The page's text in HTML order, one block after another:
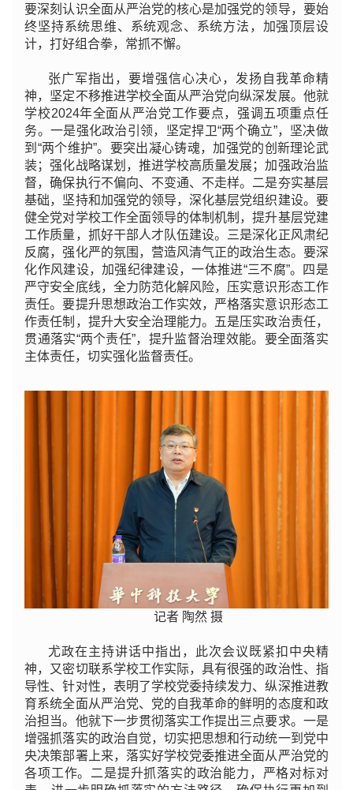
要深刻认识全面从严治党的核心是加强党的领导，要始
终坚持系统思维、系统观念、系统方法，加强顶层设
计，打好组合拳，常抓不懈。
张广军指出，要增强信心决心，发扬自我革命精
神，坚定不移推进学校全面从严治党向纵深发展。他就
学校2024年全面从严治党工作要点，强调五项重点任
务。一是强化政治引领，坚定捍卫“两个确立”，坚决做
到“两个维护”。要突出凝心铸魂，加强党的创新理论武
装；强化战略谋划，推进学校高质量发展；加强政治监
督，确保执行不偏向、不变通、不走样。二是夯实基层
基础，坚持和加强党的领导，深化基层党组织建设。要
健全党对学校工作全面领导的体制机制，提升基层党建
工作质量，抓好干部人才队伍建设。三是深化正风肃纪
反腐，强化严的氛围，营造风清气正的政治生态。要深
化作风建设，加强纪律建设，一体推进“三不腐”。四是
严守安全底线，全力防范化解风险，压实意识形态工作
责任。要提升思想政治工作实效，严格落实意识形态工
作责任制，提升大安全治理能力。五是压实政治责任，
贯通落实“两个责任”，提升监督治理效能。要全面落实
主体责任，切实强化监督责任。
记者 陶然 摄
尤政在主持讲话中指出，此次会议既紧扣中央精
神，又密切联系学校工作实际，具有很强的政治性、指
导性、针对性，表明了学校党委持续发力、纵深推进教
育系统全面从严治党、党的自我革命的鲜明的态度和政
治担当。他就下一步贯彻落实工作提出三点要求。一是
增强抓落实的政治自觉，切实把思想和行动统一到党中
央决策部署上来，落实好学校党委推进全面从严治党的
各项工作。二是提升抓落实的政治能力，严格对标对